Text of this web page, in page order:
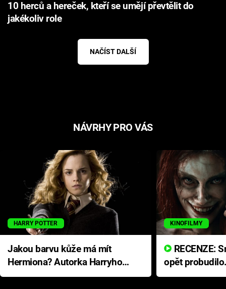
10 herců a hereček, kteří se umějí převtělit do
jakékoliv role
NAČÍST DALŠÍ
NÁVRHY PRO VÁS
HARRY POTTER
Jakou barvu kůže má mít
Hermiona? Autorka Harryho
Pottera přišla s ráznou
KINOFILMY
opět
přichází s